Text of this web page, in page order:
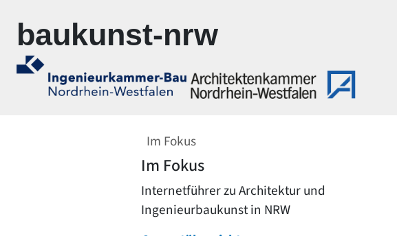
baukunst-nrw
Im Fokus
Im Fokus
Internetführer zu Architektur und
Ingenieurbaukunst in NRW